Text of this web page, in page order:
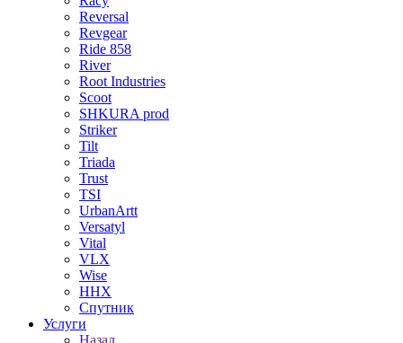
Reversal
Revgear
Ride 858
River
Root Industries
Scoot
SHKURA рrоd
Striker
Tilt
Triada
Trust
TSI
UrbanArtt
Versatyl
Vital
VLX
Wise
ННХ
Спутник
Услуги
Назад